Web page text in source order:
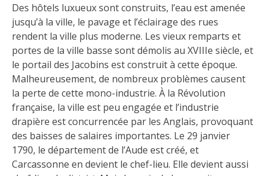
Des hôtels luxueux sont construits, l’eau est amenée
jusqu’à la ville, le pavage et l’éclairage des rues
rendent la ville plus moderne. Les vieux remparts et
portes de la ville basse sont démolis au XVIIIe siècle, et
le portail des Jacobins est construit à cette époque.
Malheureusement, de nombreux problèmes causent
la perte de cette mono-industrie. À la Révolution
française, la ville est peu engagée et l’industrie
drapière est concurrencée par les Anglais, provoquant
des baisses de salaires importantes. Le 29 janvier
1790, le département de l’Aude est créé, et
Carcassonne en devient le chef-lieu. Elle devient aussi